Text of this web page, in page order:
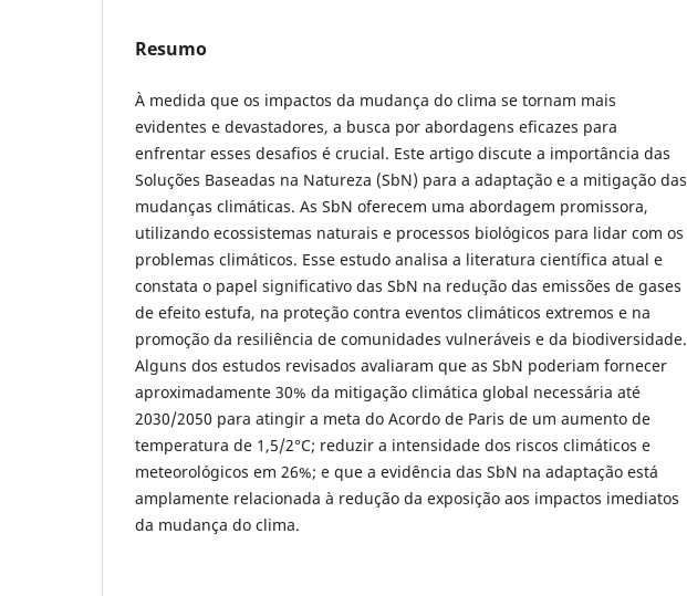
Resumo
À medida que os impactos da mudança do clima se tornam mais
evidentes e devastadores, a busca por abordagens eficazes para
enfrentar esses desafios é crucial. Este artigo discute a importância das
Soluções Baseadas na Natureza (SbN) para a adaptação e a mitigação das
mudanças climáticas. As SbN oferecem uma abordagem promissora,
utilizando ecossistemas naturais e processos biológicos para lidar com os
problemas climáticos. Esse estudo analisa a literatura científica atual e
constata o papel significativo das SbN na redução das emissões de gases
de efeito estufa, na proteção contra eventos climáticos extremos e na
promoção da resiliência de comunidades vulneráveis e da biodiversidade.
Alguns dos estudos revisados avaliaram que as SbN poderiam fornecer
aproximadamente 30% da mitigação climática global necessária até
2030/2050 para atingir a meta do Acordo de Paris de um aumento de
temperatura de 1,5/2°C; reduzir a intensidade dos riscos climáticos e
meteorológicos em 26%; e que a evidência das SbN na adaptação está
amplamente relacionada à redução da exposição aos impactos imediatos
da mudança do clima.